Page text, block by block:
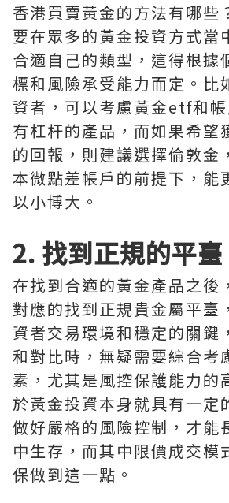
香港買賣黃金的方法有哪些
要在眾多的黃金投資方式當
合適自己的類型，這得根據
標和風險承受能力而定。比
資者，可以考慮黃金etf和
有杠杆的產品，而如果希望
的回報，則建議選擇倫敦金
本微點差帳戶的前提下，能
以小博大。
2. 找到正規的平臺
在找到合適的黃金產品之後
對應的找到正規貴金屬平臺
資者交易環境和穩定的關鍵
和對比時，無疑需要綜合考
素，尤其是風控保護能力的
於黃金投資本身就具有一定
做好嚴格的風險控制，才能
中生存，而其中限價成交模
保做到這一點。